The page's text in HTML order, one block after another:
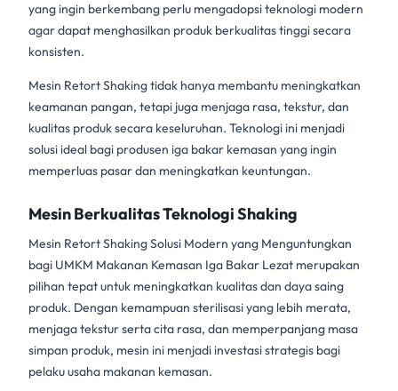
yang ingin berkembang perlu mengadopsi teknologi modern
agar dapat menghasilkan produk berkualitas tinggi secara
konsisten.
Mesin Retort Shaking tidak hanya membantu meningkatkan
keamanan pangan, tetapi juga menjaga rasa, tekstur, dan
kualitas produk secara keseluruhan. Teknologi ini menjadi
solusi ideal bagi produsen iga bakar kemasan yang ingin
memperluas pasar dan meningkatkan keuntungan.
Mesin Berkualitas Teknologi Shaking
Mesin Retort ShakingSolusi Modern yang Menguntungkan
bagi UMKM Makanan Kemasan Iga Bakar Lezat merupakan
pilihan tepat untuk meningkatkan kualitas dan daya saing
produk. Dengan kemampuan sterilisasi yang lebih merata,
menjaga tekstur serta cita rasa, dan memperpanjang masa
simpan produk, mesin ini menjadi investasi strategis bagi
pelaku usaha makanan kemasan.